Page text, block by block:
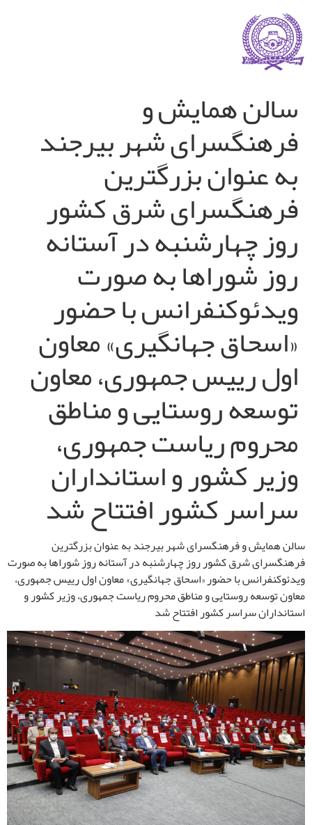
سالن همایش و
فرهنگسرای شهر بیرجند
به عنوان بزرگترین
فرهنگسرای شرق کشور
روز چهارشنبه در آستانه
روز شوراها به صورت
ویدئوکنفرانس با حضور
«اسحاق جهانگیری» معاون
اول رییس جمهوری، معاون
توسعه روستایی و مناطق
محروم ریاست جمهوری،
وزیر کشور و استانداران
سراسر کشور افتتاح شد
سالن همایش و فرهنگسرای شهر بیرجند به عنوان بزرگترین
فرهنگسرای شرق کشور روز چهارشنبه در آستانه روز شوراها به صورت
ویدئوکنفرانس با حضور «اسحاق جهانگیری» معاون اول رییس جمهوری،
معاون توسعه روستایی و مناطق محروم ریاست جمهوری، وزیر کشور و
استانداران سراسر کشور افتتاح شد